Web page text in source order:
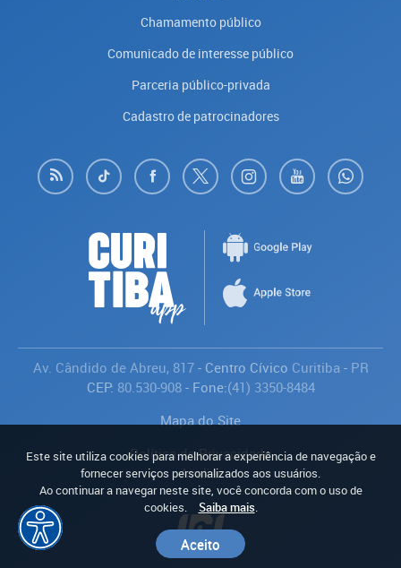
Chamamento público
Comunicado de interesse público
Parceria público-privada
Cadastro de patrocinadores
Av. Cândido de Abreu, 817- Centro Cívico Curitiba - PR
CEP: 80.530-908- Fone:(41) 3350-8484
Mapa do Site
Política de Privacidade
Avaliar
Este site utiliza cookies para melhorar a experiência de navegação e
fornecer serviços personalizados aos usuários.
Ao continuar a navegar neste site, você concorda com o uso de
cookies.
Saiba mais.
Aceito